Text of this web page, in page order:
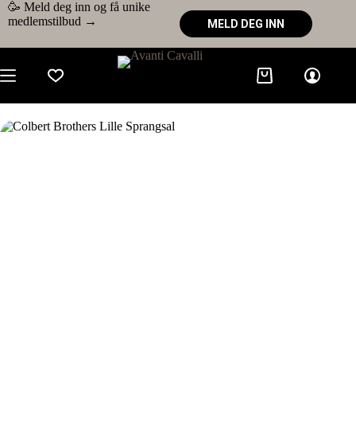
🥳 Meld deg inn og få unike
medlemstilbud →
MELD DEG INN